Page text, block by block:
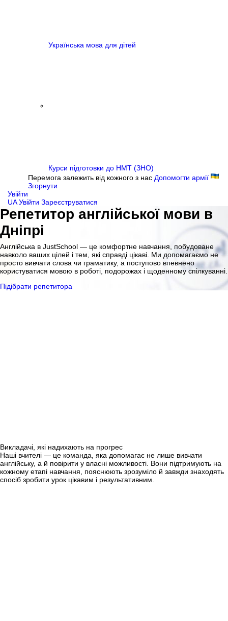
Українська мова для дітей
Курси підготовки до НМТ (ЗНО)
Перемога залежить від кожного з нас Допомогти армії
Згорнути
Увійти
UA Увійти Зареєструватися
Репетитор англійської мови в
Дніпрі
Англійська в JustSchool — це комфортне навчання, побудоване
навколо ваших цілей і тем, які справді цікаві. Ми допомагаємо не
просто вивчати слова чи граматику, а поступово впевнено
користуватися мовою в роботі, подорожах і щоденному спілкуванні.
Підібрати репетитора
Викладачі, які надихають на прогрес
Наші вчителі — це команда, яка допомагає не лише вивчати
англійську, а й повірити у власні можливості. Вони підтримують на
кожному етапі навчання, пояснюють зрозуміло й завжди знаходять
спосіб зробити урок цікавим і результативним.